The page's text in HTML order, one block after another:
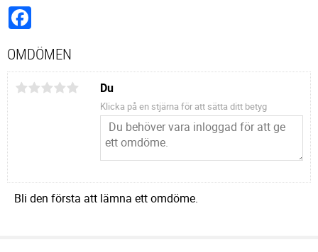
OMDÖMEN
Du
Klicka på en stjärna för att sätta ditt betyg
Bli den första att lämna ett omdöme.